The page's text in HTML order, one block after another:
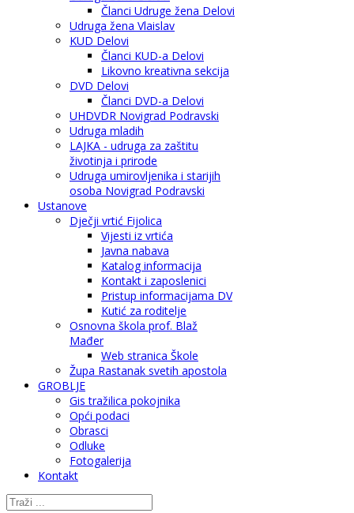
Članci Udruge žena Delovi
Udruga žena Vlaislav
KUD Delovi
Članci KUD-a Delovi
Likovno kreativna sekcija
DVD Delovi
Članci DVD-a Delovi
UHDVDR Novigrad Podravski
Udruga mladih
LAJKA - udruga za zaštitu
životinja i prirode
Udruga umirovljenika i starijih
osoba Novigrad Podravski
Ustanove
Dječji vrtić Fijolica
Vijesti iz vrtića
Javna nabava
Katalog informacija
Kontakt i zaposlenici
Pristup informacijama DV
Kutić za roditelje
Osnovna škola prof. Blaž
Mađer
Web stranica Škole
Župa Rastanak svetih apostola
GROBLJE
Gis tražilica pokojnika
Opći podaci
Obrasci
Odluke
Fotogalerija
Kontakt